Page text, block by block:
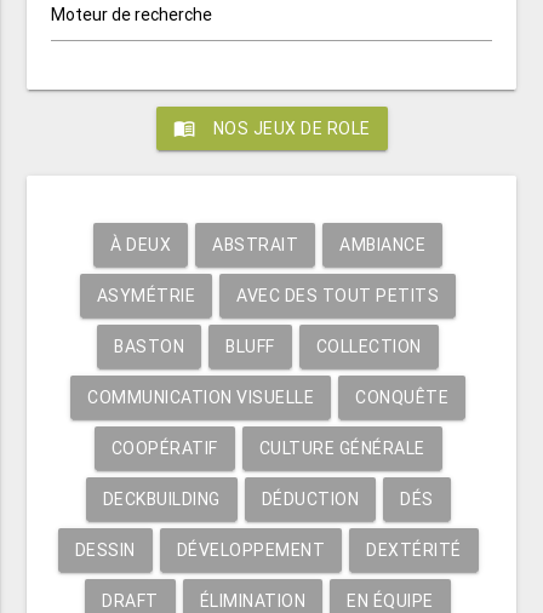
Moteur de recherche
menu_book NOS JEUX DE ROLE
À DEUX ABSTRAIT AMBIANCE
ASYMÉTRIE AVEC DES TOUT PETITS
BASTON BLUFF COLLECTION
COMMUNICATION VISUELLE CONQUÊTE
COOPÉRATIF CULTURE GÉNÉRALE
DECKBUILDING DÉDUCTION DÉS
DESSIN DÉVELOPPEMENT DEXTÉRITÉ
DRAFT ÉLIMINATION EN ÉQUIPE